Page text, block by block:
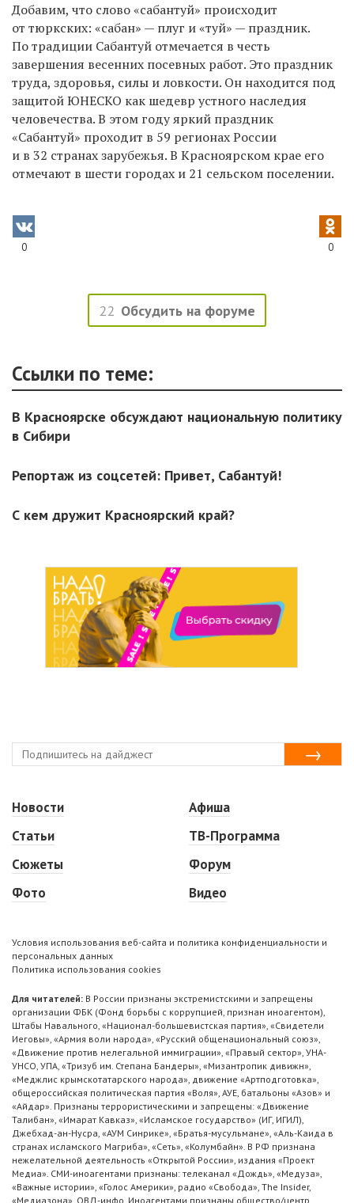
Добавим, что слово «сабантуй» происходит
от тюркских: «сабан» — плуг и «туй» — праздник.
По традиции Сабантуй отмечается в честь
завершения весенних посевных работ. Это праздник
труда, здоровья, силы и ловкости. Он находится под
защитой ЮНЕСКО как шедевр устного наследия
человечества. В этом году яркий праздник
«Сабантуй» проходит в 59 регионах России
и в 32 странах зарубежья. В Красноярском крае его
отмечают в шести городах и 21 сельском поселении.
0 0
22 Обсудить на форуме
Ссылки по теме:
В Красноярске обсуждают национальную политику
в Сибири
Репортаж из соцсетей: Привет, Сабантуй!
С кем дружит Красноярский край?
Новости
Статьи
Сюжеты
Фото
Афиша
ТВ-Программа
Форум
Видео
Условия использования веб-сайта и политика конфиденциальности и
персональных данных
Политика использования cookies
Для читателей: В России признаны экстремистскими и запрещены
организации ФБК (Фонд борьбы с коррупцией, признан иноагентом),
Штабы Навального, «Национал-большевистская партия», «Свидетели
Иеговы», «Армия воли народа», «Русский общенациональный союз»,
«Движение против нелегальной иммиграции», «Правый сектор», УНА-
УНСО, УПА, «Тризуб им. Степана Бандеры», «Мизантропик дивижн»,
«Меджлис крымскотатарского народа», движение «Артподготовка»,
общероссийская политическая партия «Воля», АУЕ, батальоны «Азов» и
«Айдар». Признаны террористическими и запрещены: «Движение
Талибан», «Имарат Кавказ», «Исламское государство» (ИГ, ИГИЛ),
Джебхад-ан-Нусра, «АУМ Синрике», «Братья-мусульмане», «Аль-Каида в
странах исламского Магриба», «Сеть», «Колумбайн». В РФ признана
нежелательной деятельность «Открытой России», издания «Проект
Медиа». СМИ-иноагентами признаны: телеканал «Дождь», «Медуза»,
«Важные истории», «Голос Америки», радио «Свобода», The Insider,
«Медиазона», ОВД-инфо. Иноагентами признаны общество/центр